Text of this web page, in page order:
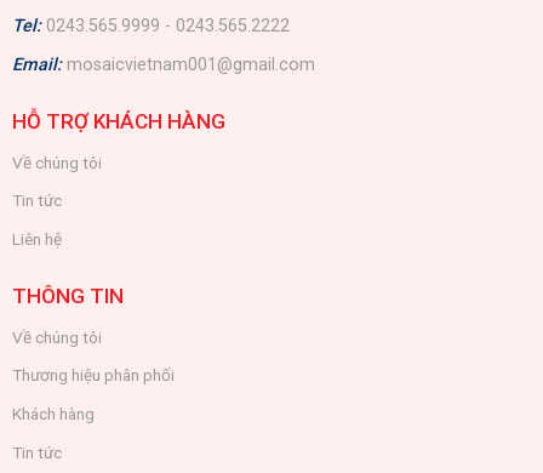
Tel: 0243.565.9999 - 0243.565.2222
Email: mosaicvietnam001@gmail.com
HỖ TRỢ KHÁCH HÀNG
Về chúng tôi
Tin tức
Liên hệ
THÔNG TIN
Về chúng tôi
Thương hiệu phân phối
Khách hàng
Tin tức